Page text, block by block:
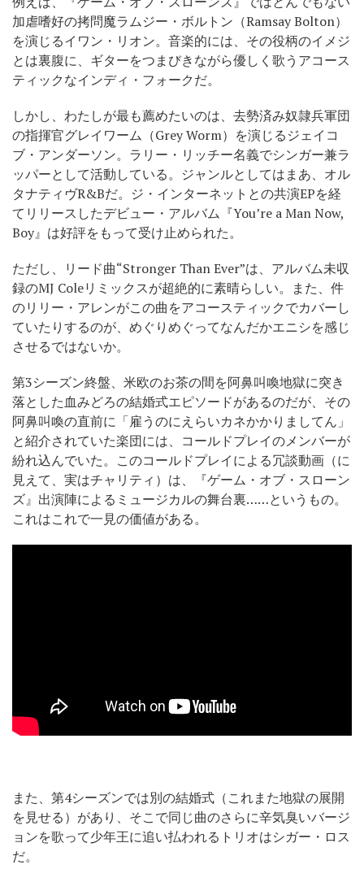
加虐嗜好の拷問魔ラムジー・ボルトン（Ramsay Bolton）
を演じるイワン・リオン。音楽的には、その役柄のイメジ
とは裏腹に、ギターをつまびきながら優しく歌うアコース
ティックなインディ・フォークだ。
しかし、わたしが最も薦めたいのは、去勢済み奴隷兵軍団
の指揮官グレイワーム（Grey Worm）を演じるジェイコ
ブ・アンダーソン。ラリー・リッチー名義でシンガー兼ラ
ッパーとして活動している。ジャンルとしてはまあ、オル
タナティヴR&Bだ。ジ・インターネットとの共演EPを経
てリリースしたデビュー・アルバム『You’re a Man Now,
Boy』は好評をもって受け止められた。
ただし、リード曲“Stronger Than Ever”は、アルバム未収
録のMJ Coleリミックスが超絶的に素晴らしい。また、件
のリリー・アレンがこの曲をアコースティックでカバーし
ていたりするのが、めぐりめぐってなんだかエニシを感じ
させるではないか。
第3シーズン終盤、米欧のお茶の間を阿鼻叫喚地獄に突き
落とした血みどろの結婚式エピソードがあるのだが、その
阿鼻叫喚の直前に「雇うのにえらいカネかかりましてん」
と紹介されていた楽団には、コールドプレイのメンバーが
紛れ込んでいた。このコールドプレイによる冗談動画（に
見えて、実はチャリティ）は、『ゲーム・オブ・スローン
ズ』出演陣によるミュージカルの舞台裏……というもの。
これはこれで一見の価値がある。
また、第4シーズンでは別の結婚式（これまた地獄の展開
を見せる）があり、そこで同じ曲のさらに辛気臭いバージ
ョンを歌って少年王に追い払われるトリオはシガー・ロス
だ。